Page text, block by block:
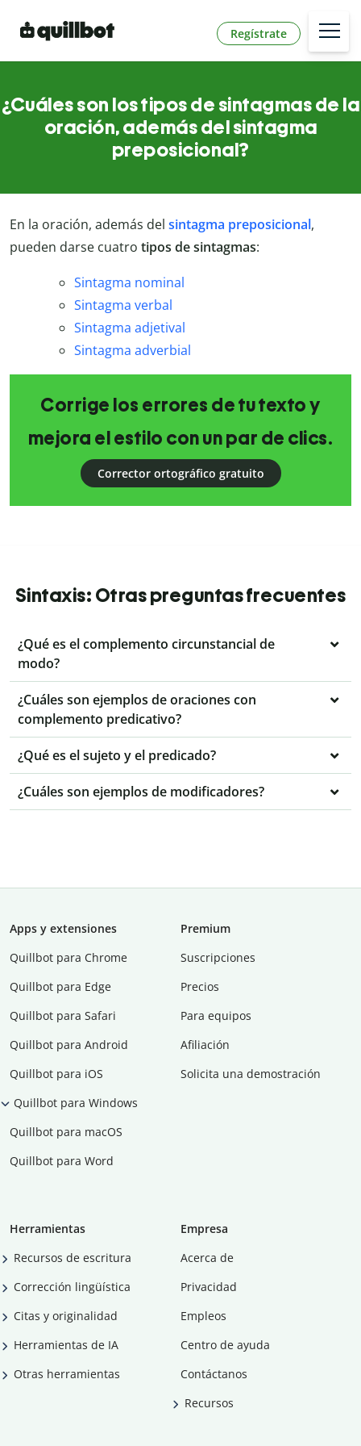
Regístrate
¿Cuáles son los tipos de sintagmas de la
oración, además del sintagma
preposicional?
En la oración, además del sintagma preposicional,
pueden darse cuatro tipos de sintagmas:
Sintagma nominal
Sintagma verbal
Sintagma adjetival
Sintagma adverbial
Corrige los errores de tu texto y
mejora el estilo con un par de clics.
Corrector ortográfico gratuito
Sintaxis: Otras preguntas frecuentes
¿Qué es el complemento circunstancial de
modo?
¿Cuáles son ejemplos de oraciones con
complemento predicativo?
¿Qué es el sujeto y el predicado?
¿Cuáles son ejemplos de modificadores?
Apps y extensiones
Quillbot para Chrome
Quillbot para Edge
Quillbot para Safari
Quillbot para Android
Quillbot para iOS
Quillbot para Windows
Quillbot para macOS
Quillbot para Word
Premium
Suscripciones
Precios
Para equipos
Afiliación
Solicita una demostración
Herramientas
Recursos de escritura
Corrección lingüística
Citas y originalidad
Herramientas de IA
Otras herramientas
Empresa
Acerca de
Privacidad
Empleos
Centro de ayuda
Contáctanos
Recursos